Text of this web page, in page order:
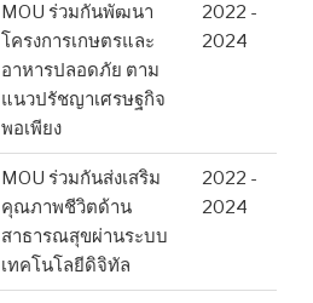
MOU ร่วมกันพัฒนา
โครงการเกษตรและ
อาหารปลอดภัย ตาม
แนวปรัชญาเศรษฐกิจ
พอเพียง
2022 -
2024
MOU ร่วมกันส่งเสริม
คุณภาพชีวิตด้าน
สาธารณสุขผ่านระบบ
เทคโนโลยีดิจิทัล
2022 -
2024